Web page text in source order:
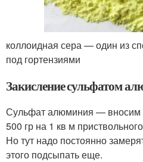
коллоидная сера — один из
под гортензиями
Закисление сульфатом
Сульфат алюминия — вносим
500 гр на 1 кв м
Но тут надо постоянно
этого подсыпать еще.